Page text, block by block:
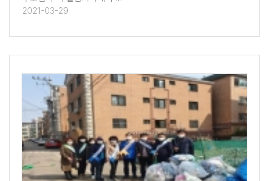
2021-03-29